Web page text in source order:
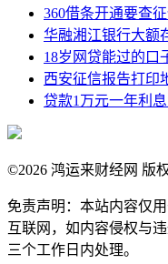
360借条开通要查
华融湘江银行大额
18岁网贷能过的口
西安征信报告打印
贷款1万元一年利息
©2026 鸿运来财经网 版
免责声明：本站内容仅
互联网，如内容侵权与
三个工作日内处理。